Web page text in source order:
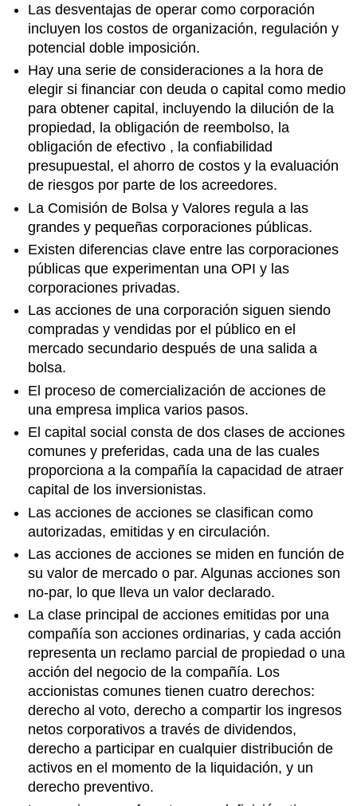
Las desventajas de operar como corporación
incluyen los costos de organización, regulación y
potencial doble imposición.
Hay una serie de consideraciones a la hora de
elegir si financiar con deuda o capital como medio
para obtener capital, incluyendo la dilución de la
propiedad, la obligación de reembolso, la
obligación de efectivo , la confiabilidad
presupuestal, el ahorro de costos y la evaluación
de riesgos por parte de los acreedores.
La Comisión de Bolsa y Valores regula a las
grandes y pequeñas corporaciones públicas.
Existen diferencias clave entre las corporaciones
públicas que experimentan una OPI y las
corporaciones privadas.
Las acciones de una corporación siguen siendo
compradas y vendidas por el público en el
mercado secundario después de una salida a
bolsa.
El proceso de comercialización de acciones de
una empresa implica varios pasos.
El capital social consta de dos clases de acciones
comunes y preferidas, cada una de las cuales
proporciona a la compañía la capacidad de atraer
capital de los inversionistas.
Las acciones de acciones se clasifican como
autorizadas, emitidas y en circulación.
Las acciones de acciones se miden en función de
su valor de mercado o par. Algunas acciones son
no-par, lo que lleva un valor declarado.
La clase principal de acciones emitidas por una
compañía son acciones ordinarias, y cada acción
representa un reclamo parcial de propiedad o una
acción del negocio de la compañía. Los
accionistas comunes tienen cuatro derechos:
derecho al voto, derecho a compartir los ingresos
netos corporativos a través de dividendos,
derecho a participar en cualquier distribución de
activos en el momento de la liquidación, y un
derecho preventivo.